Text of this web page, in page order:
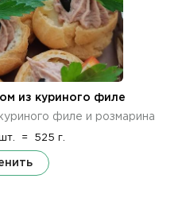
из куриного филе
филе и розмарина
= 525 г.